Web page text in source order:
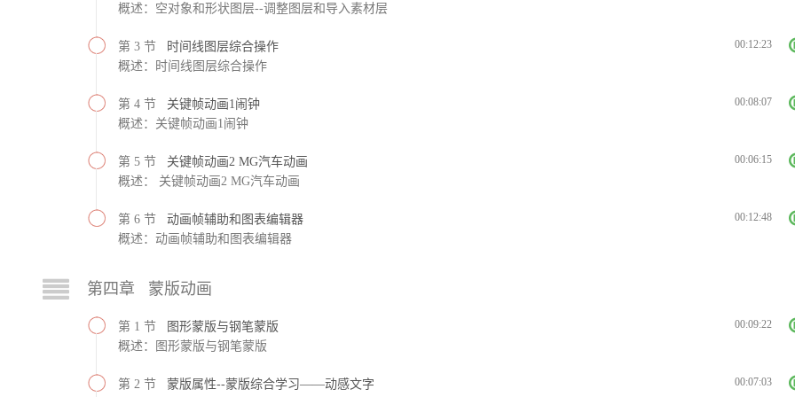
概述：空对象和形状图层--调整图层和导入素材层
第 3 节
时间线图层综合操作
概述：时间线图层综合操作
00:12:23
第 4 节 关键帧动画1闹钟
概述：关键帧动画1闹钟
00:08:07
第 5 节 关键帧动画2 MG汽车动画
概述： 关键帧动画2 MG汽车动画
00:06:15
第 6 节 动画帧辅助和图表编辑器
概述：动画帧辅助和图表编辑器
00:12:48
第四章 蒙版动画
第 1 节
图形蒙版与钢笔蒙版
概述：图形蒙版与钢笔蒙版
00:09:22
第 2 节 蒙版属性--蒙版综合学习——动感文字
00:07:03